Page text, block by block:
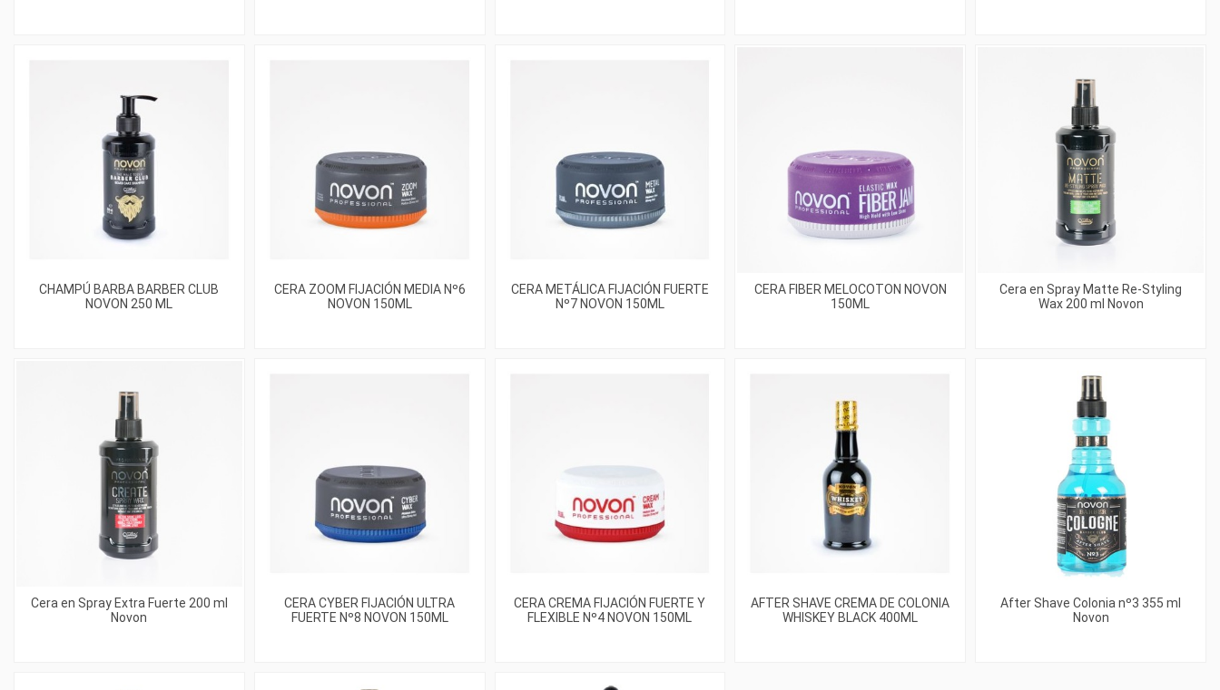
CHAMPÚ BARBA BARBER CLUB
NOVON 250 ML
CERA ZOOM FIJACIÓN MEDIA Nº6
NOVON 150ML
CERA METÁLICA FIJACIÓN FUERTE
Nº7 NOVON 150ML
CERA FIBER MELOCOTON NOVON
150ML
Cera en Spray Matte Re-Styling
Wax 200 ml Novon
Cera en Spray Extra Fuerte 200 ml
Novon
CERA CYBER FIJACIÓN ULTRA
FUERTE Nº8 NOVON 150ML
CERA CREMA FIJACIÓN FUERTE Y
FLEXIBLE Nº4 NOVON 150ML
AFTER SHAVE CREMA DE COLONIA
WHISKEY BLACK 400ML
After Shave Colonia nº3 355 ml
Novon